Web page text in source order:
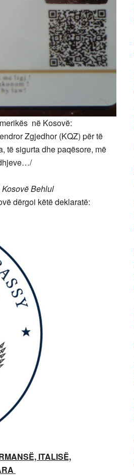
në Kosovë:
Zgjedhor (KQZ) për të
të sigurta dhe paqësore, më
Behlul
dërgoi këtë deklaratë:
ITALISË,